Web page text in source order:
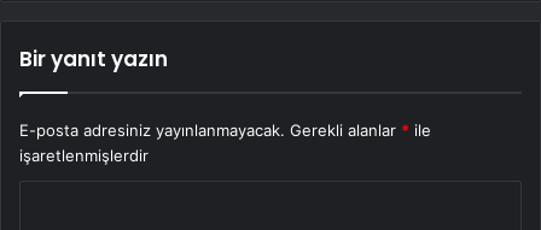
Bir yanıt yazın
E-posta adresiniz yayınlanmayacak. Gerekli alanlar * ile
işaretlenmişlerdir